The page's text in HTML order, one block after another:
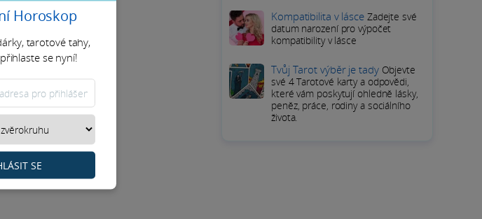
Kompatibilita v lásce Zadejte své
datum narození pro výpočet
kompatibility v lásce
Tvůj Tarot výběr je tady Objevte
své 4 Tarotové karty a odpovědi,
které vám poskytují ohledně lásky,
peněz, práce, rodiny a sociálního
života.
Horoskop
tarotové tahy,
se nyní!
SE